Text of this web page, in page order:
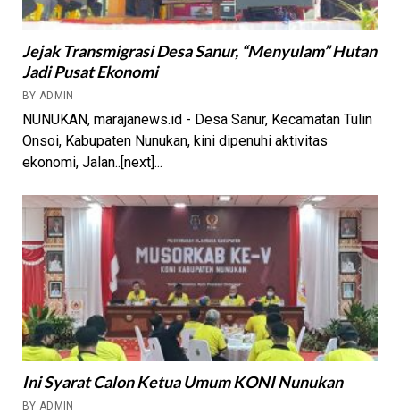
Jejak Transmigrasi Desa Sanur, “Menyulam” Hutan
Jadi Pusat Ekonomi
BY ADMIN
NUNUKAN, marajanews.id - Desa Sanur, Kecamatan Tulin
Onsoi, Kabupaten Nunukan, kini dipenuhi aktivitas
ekonomi, Jalan..[next]...
Ini Syarat Calon Ketua Umum KONI Nunukan
BY ADMIN